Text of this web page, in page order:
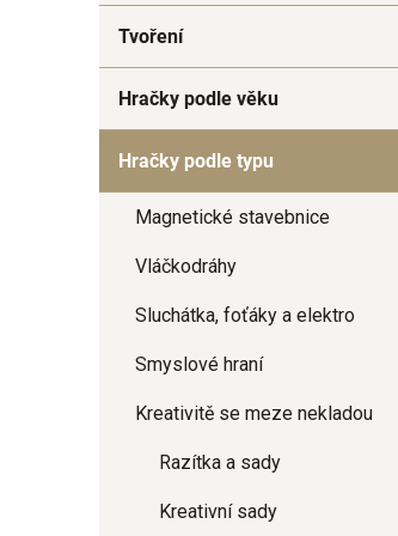
Tvoření
Hračky podle věku
Hračky podle typu
Magnetické stavebnice
Vláčkodráhy
Sluchátka, foťáky a elektro
Smyslové hraní
Kreativitě se meze nekladou
Razítka a sady
Kreativní sady